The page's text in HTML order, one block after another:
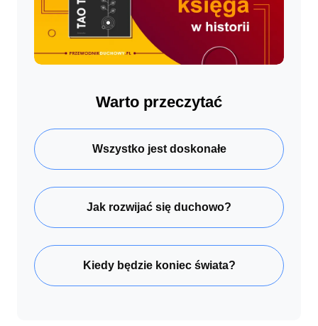
Warto przeczytać
Wszystko jest doskonałe
Jak rozwijać się duchowo?
Kiedy będzie koniec świata?